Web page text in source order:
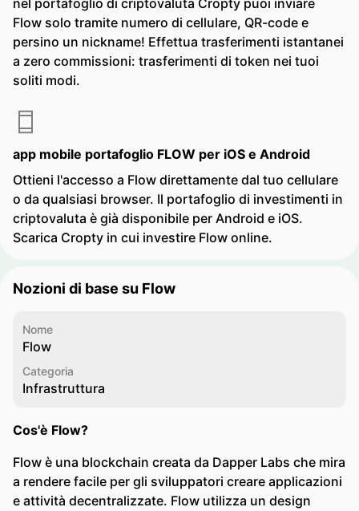
nel portafoglio di criptovaluta Cropty puoi inviare
Flow solo tramite numero di cellulare, QR-code e
persino un nickname! Effettua trasferimenti istantanei
a zero commissioni: trasferimenti di token nei tuoi
soliti modi.
app mobile portafoglio FLOW per iOS e Android
Ottieni l'accesso a Flow direttamente dal tuo cellulare
o da qualsiasi browser. Il portafoglio di investimenti in
criptovaluta è già disponibile per Android e iOS.
Scarica Cropty in cui investire Flow online.
Nozioni di base su Flow
Nome
Flow
Categoria
Infrastruttura
Cos'è Flow?
Flow è una blockchain creata da Dapper Labs che mira
a rendere facile per gli sviluppatori creare applicazioni
e attività decentralizzate. Flow utilizza un design